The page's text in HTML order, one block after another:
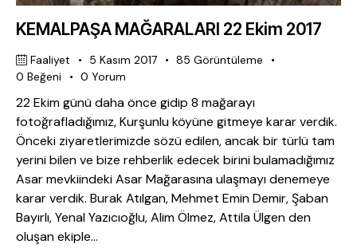
KEMALPAŞA MAĞARALARI 22 Ekim 2017
Faaliyet 5 Kasım 2017 85 Görüntüleme
0 Beğeni 0 Yorum
22 Ekim günü daha önce gidip 8 mağarayı
fotoğrafladığımız, Kurşunlu köyüne gitmeye karar verdik.
Önceki ziyaretlerimizde sözü edilen, ancak bir türlü tam
yerini bilen ve bize rehberlik edecek birini bulamadığımız
Asar mevkiindeki Asar Mağarasına ulaşmayı denemeye
karar verdik. Burak Atılgan, Mehmet Emin Demir, Şaban
Bayırlı, Yenal Yazıcıoğlu, Alim Ölmez, Attila Ülgen den
oluşan ekiple…